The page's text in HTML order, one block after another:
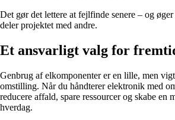
Det gør det lettere at fejlfinde senere – og
deler projektet med andre.
Et ansvarligt valg for
Genbrug af elkomponenter er en lille, men
omstilling. Når du håndterer elektronik med
reducere affald, spare ressourcer og skabe en
hverdag.